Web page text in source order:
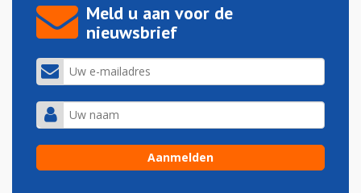
Meld u aan voor de
nieuwsbrief